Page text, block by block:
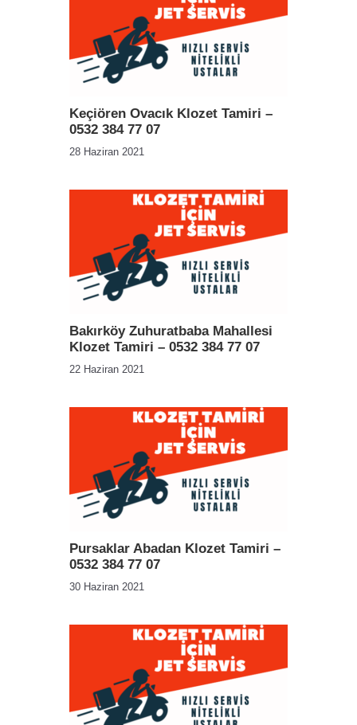
Keçiören Ovacık Klozet Tamiri –
0532 384 77 07
28 Haziran 2021
Bakırköy Zuhuratbaba Mahallesi
Klozet Tamiri – 0532 384 77 07
22 Haziran 2021
Pursaklar Abadan Klozet Tamiri –
0532 384 77 07
30 Haziran 2021